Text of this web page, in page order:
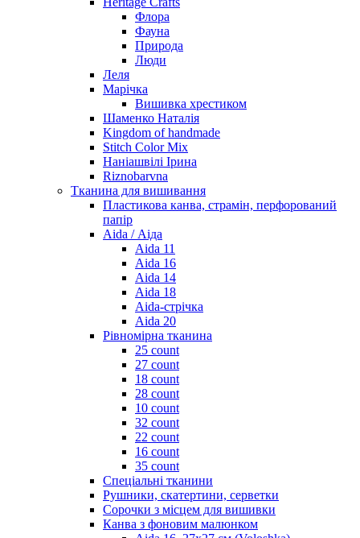
Флора
Фауна
Природа
Люди
Леля
Марічка
Вишивка хрестиком
Шаменко Наталія
Kingdom of handmade
Stitch Color Mix
Наніашвілі Ірина
Riznobarvna
Тканина для вишивання
Пластикова канва, страмін, перфорований
папір
Aida / Аіда
Aida 11
Aida 16
Aida 14
Aida 18
Aida-стрічка
Aida 20
Рівномірна тканина
25 count
27 count
18 count
28 count
10 count
32 count
22 count
16 count
35 count
Спеціальні тканини
Рушники, скатертини, серветки
Сорочки з місцем для вишивки
Канва з фоновим малюнком